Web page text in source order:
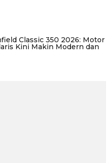
Classic 350 2026: Motor
Kini Makin Modern dan